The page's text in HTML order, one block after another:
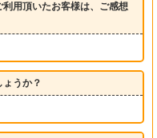
用頂いたお客様は、ご感想
うか？